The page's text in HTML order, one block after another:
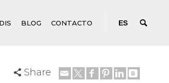
GENÉRICOS
CONCENTRADOS DE ACCIÓN
BLOG CONTACTO ES
Share